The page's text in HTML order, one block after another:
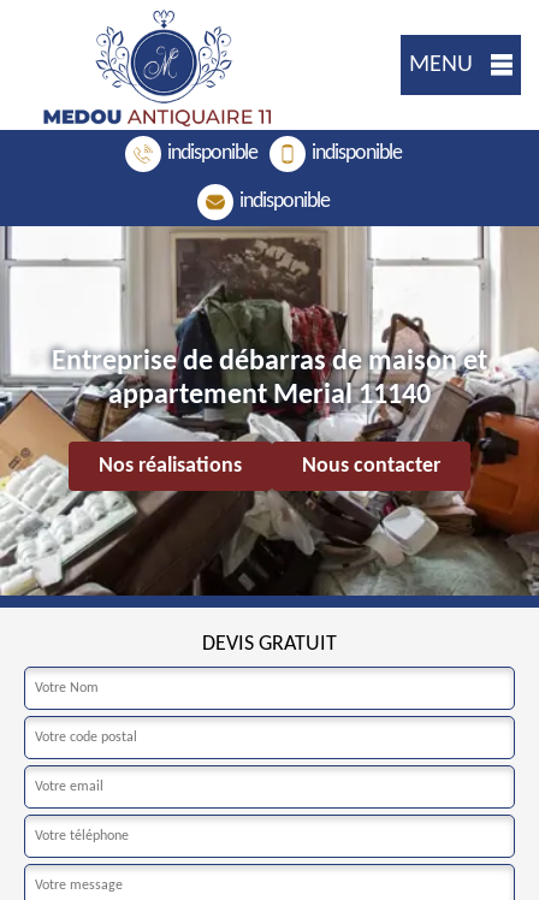
MENU
indisponible indisponible
indisponible
Entreprise de débarras de maison et
appartement Merial 11140
Nos réalisations Nous contacter
DEVIS GRATUIT